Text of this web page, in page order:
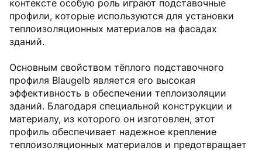
контексте особую роль играют подставочные
профили, которые используются для установки
теплоизоляционных материалов на фасадах
зданий.
Основным свойством тёплого подставочного
профиля Blaugelb является его высокая
эффективность в обеспечении теплоизоляции
зданий. Благодаря специальной конструкции и
материалу, из которого он изготовлен, этот
профиль обеспечивает надежное крепление
теплоизоляционных материалов и предотвращает